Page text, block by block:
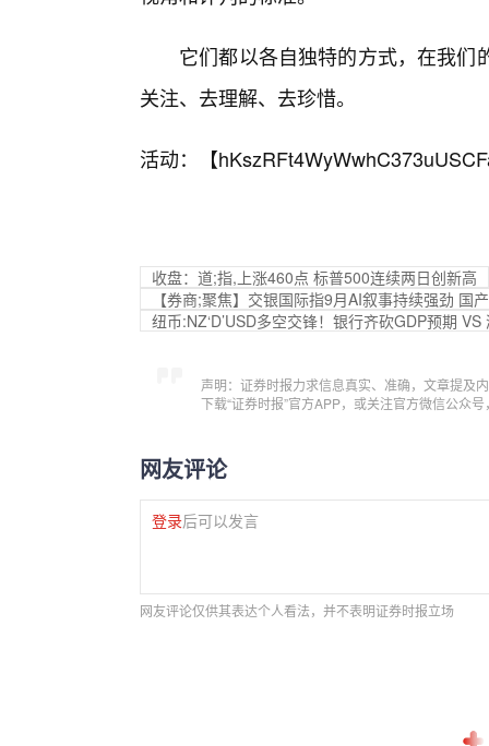
它们都以各自独特的方式，在我
关注、去理解、去珍惜。
活动：【
收盘：道;指,上涨460点 标普500连续两日创新高
【券商;聚焦】交银国际指9月AI叙事持续强劲 国
纽币:NZ‘D’USD多空交锋！银行齐砍GDP预期
声明：证券时报力求信息真实、准确，文章提及
下载“证券时报”官方APP，或关注官方微信公众
网友评论
登录后可以发言
网友评论仅供其表达个人看法，并不表明证券时报立场